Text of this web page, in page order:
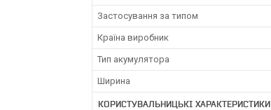
Застосування за типом
Країна виробник
Тип акумулятора
Ширина
КОРИСТУВАЛЬНИЦЬКІ ХАРАКТЕРИСТИКИ